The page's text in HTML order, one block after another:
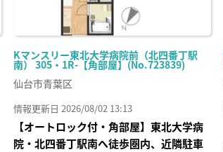
Kマンスリー東北大学病院前（北四番丁駅
南） 305・1R-【角部屋】(No.723839)
仙台市青葉区
情報更新日 2026/08/02 13:13
【オートロック付・角部屋】東北大学病
院・北四番丁駅南へ徒歩圏内、近隣駐車